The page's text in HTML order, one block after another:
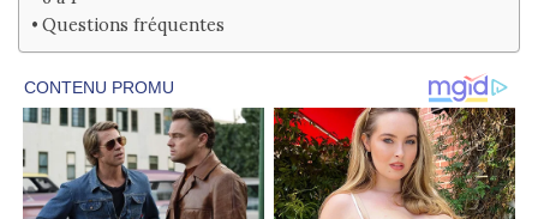
Questions fréquentes